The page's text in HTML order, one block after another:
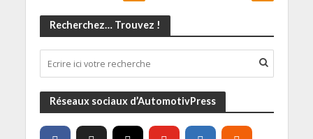
Recherchez… Trouvez !
Réseaux sociaux d’AutomotivPress